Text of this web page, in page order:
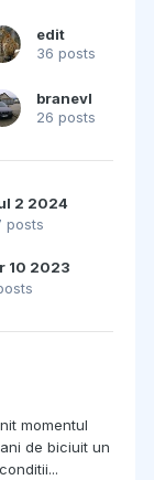
edit
36 posts
branevl
26 posts
2 2024
posts
10 2023
momentul
de biciuit un